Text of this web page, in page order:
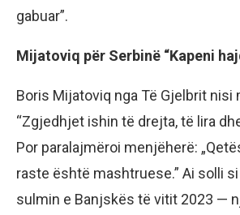
gabuar”.
Mijatoviq për Serbinë “Kapeni
Boris Mijatoviq nga Të Gjelbrit nisi
“Zgjedhjet ishin të drejta, të lira
Por paralajmëroi menjëherë:
raste është mashtruese.” Ai solli
sulmin e Banjskës të vitit 2023 —